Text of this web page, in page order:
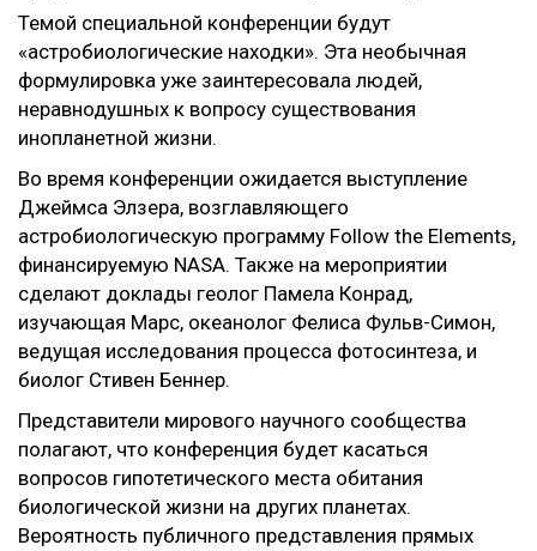
Темой специальной конференции будут
«астробиологические находки». Эта необычная
формулировка уже заинтересовала людей,
неравнодушных к вопросу существования
инопланетной жизни.
Во время конференции ожидается выступление
Джеймса Элзера, возглавляющего
астробиологическую программу Follow the Elements,
финансируемую NASA. Также на мероприятии
сделают доклады геолог Памела Конрад,
изучающая Марс, океанолог Фелиса Фульв-Симон,
ведущая исследования процесса фотосинтеза, и
биолог Стивен Беннер.
Представители мирового научного сообщества
полагают, что конференция будет касаться
вопросов гипотетического места обитания
биологической жизни на других планетах.
Вероятность публичного представления прямых